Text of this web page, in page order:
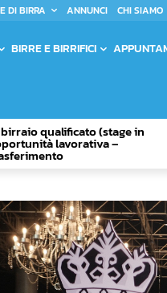
DI BIRRA ANNUNCI CHI SIAMO
BIRRE E BIRRIFICI
qualificato (stage in
lavorativa –